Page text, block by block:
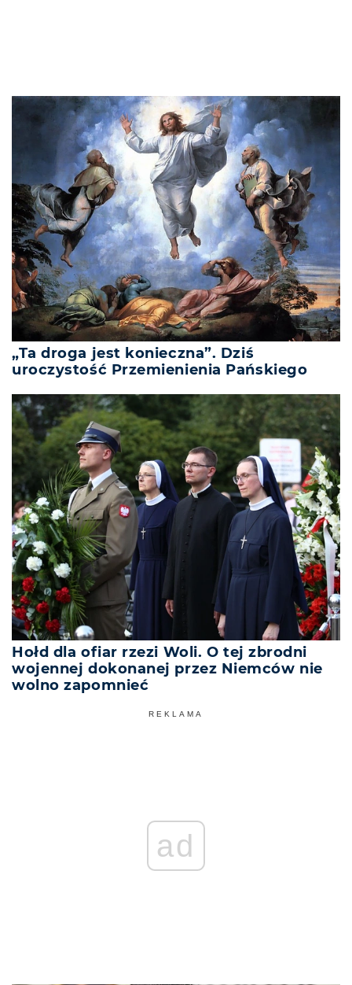
„Ta droga jest konieczna”. Dziś
uroczystość Przemienienia Pańskiego
Hołd dla ofiar rzezi Woli. O tej zbrodni
wojennej dokonanej przez Niemców nie
wolno zapomnieć
REKLAMA
ad